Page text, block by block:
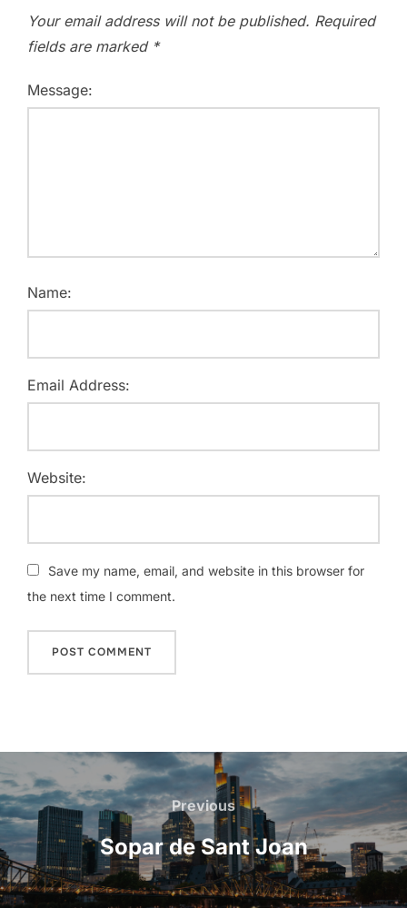
Your email address will not be published. Required
fields are marked *
Message:
Name:
Email Address:
Website:
Save my name, email, and website in this browser for
the next time I comment.
Post
navigation
Previous
Previous
Sopar de Sant Joan